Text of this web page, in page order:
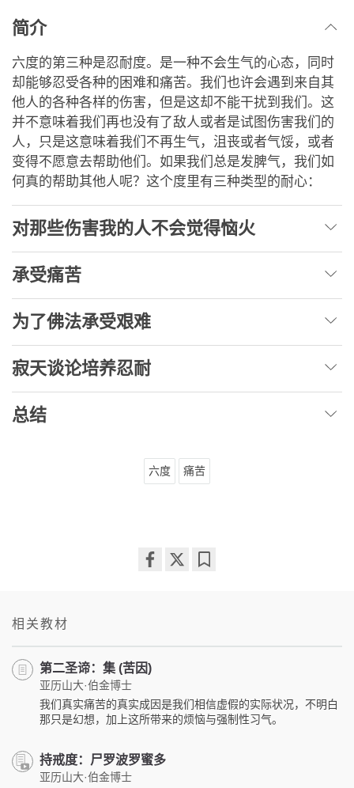
简介
六度的第三种是忍耐度。是一种不会生气的心态，同时
却能够忍受各种的困难和痛苦。我们也许会遇到来自其
他人的各种各样的伤害，但是这却不能干扰到我们。这
并不意味着我们再也没有了敌人或者是试图伤害我们的
人，只是这意味着我们不再生气，沮丧或者气馁，或者
变得不愿意去帮助他们。如果我们总是发脾气，我们如
何真的帮助其他人呢？这个度里有三种类型的耐心：
对那些伤害我的人不会觉得恼火
承受痛苦
为了佛法承受艰难
寂天谈论培养忍耐
总结
六度 痛苦
相关教材
第二圣谛：集 (苦因)
亚历山大·伯金博士
我们真实痛苦的真实成因是我们相信虚假的实际状况，不明白
那只是幻想，加上这所带来的烦恼与强制性习气。
持戒度：尸罗波罗蜜多
亚历山大·伯金博士